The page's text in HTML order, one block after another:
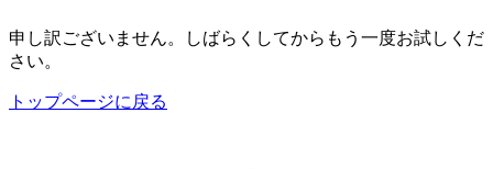
申し訳ございません。しばらくしてからもう一度お試しくだ
さい。
トップページに戻る